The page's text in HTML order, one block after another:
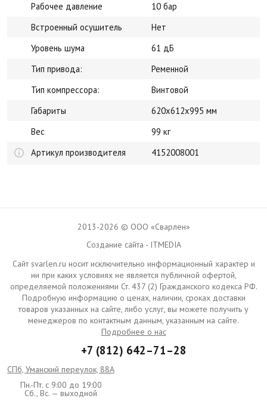
Рабочее давление
10 бар
Встроенный осушитель
Нет
Уровень шума
61 дБ
Тип привода:
Ременной
Тип компрессора:
Винтовой
Габариты
620x612x995 мм
Вес
99 кг
Артикул производителя
4152008001
2013-2026 © ООО «Сварлен»
Создание сайта - ITMEDIA
Сайт svarlen.ru носит исключительно информационный характер и
ни при каких условиях не является публичной офертой,
определяемой положениями Ст. 437 (2) Гражданского кодекса РФ.
Подробную информацию о ценах, наличии, сроках доставки
товаров указанных на сайте, либо услуг, вы можете получить у
менеджеров по контактным данным, указанным на сайте.
Подробнее о нас
+7 (812) 642–71–28
СПб, Уманский переулок, 88А
Пн.-Пт. с 9:00 до 19:00
Сб., Вс. — выходной